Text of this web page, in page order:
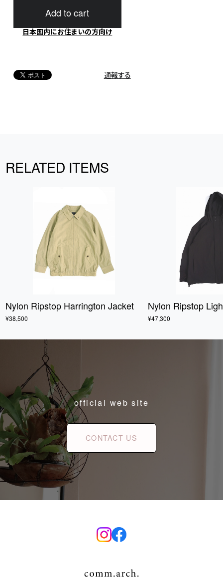
Add to cart
日本国内にお住まいの方向け
通報する
RELATED ITEMS
Nylon Ripstop Harrington Jacket
¥38,500
Nylon Ripstop
¥47,300
official web site
CONTACT US